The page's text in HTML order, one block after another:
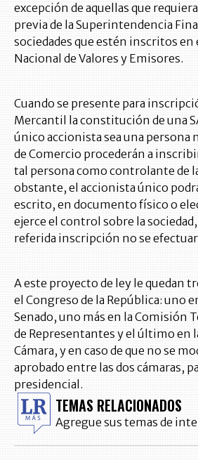
excepción de aquellas que
previa de la Superintendencia
sociedades que estén inscritos en
Nacional de Valores y Emisores.
Cuando se presente para
Mercantil la constitución de una
único accionista sea una persona
de Comercio procederán a
tal persona como controlante de
obstante, el accionista único
escrito, en documento físico o
ejerce el control sobre la sociedad,
referida inscripción no se
A este proyecto de ley le quedan
el Congreso de la República: uno
Senado, uno más en la Comisión
de Representantes y el último en
Cámara, y en caso de que no se
aprobado entre las dos cámaras,
presidencial.
TEMAS RELACIONADOS
Agregue sus temas de